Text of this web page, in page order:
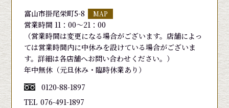
富山市掛尾栄町5-8 MAP
営業時間 11：00～21：00
（営業時間は変更になる場合がございます。店舗によっ
ては営業時間内に中休みを設けている場合がございま
す。詳細は各店舗へお問い合わせください。）
年中無休（元旦休み・臨時休業あり）
0120-88-1897
TEL 076-491-1897